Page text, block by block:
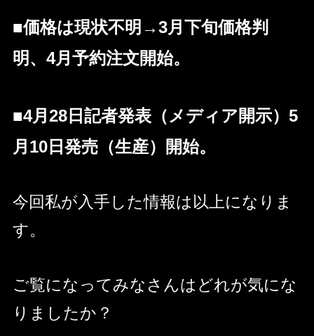
■価格は現状不明→3月下旬価格判
明、4月予約注文開始。
■4月28日記者発表（メディア開示）5
月10日発売（生産）開始。
今回私が入手した情報は以上になりま
す。
ご覧になってみなさんはどれが気にな
りましたか？